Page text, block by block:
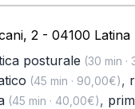
2 - 04100 Latina
posturale (30 min
(45 min · 90,00€),
(45 min · 40,00€),